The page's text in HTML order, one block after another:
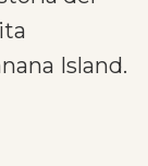
Island.